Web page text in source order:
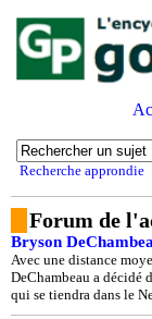
Recherche approndie
Forum de
Bryson
Avec une distance
DeChambeau a décidé
qui se tiendra dans le